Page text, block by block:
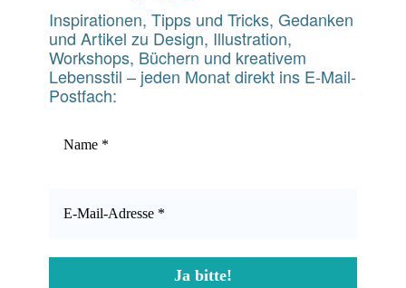
Inspirationen, Tipps und Tricks, Gedanken
und Artikel zu Design, Illustration,
Workshops, Büchern und kreativem
Lebensstil – jeden Monat direkt ins E-Mail-
Postfach: